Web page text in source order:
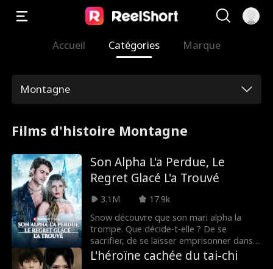
Accueil Catégories Marque
Montagne
Films d'histoire Montagne
Son Alpha L'a Perdue, Le
Regret Glacé L'a Trouvé
3.1M
17.9k
Snow découvre que son mari alpha la
trompe. Que décide-t-elle ? De se
sacrifier, de se laisser emprisonner dans
la glace pour l'éternité. En disparaissant,
L'héroïne cachée du tai-chi